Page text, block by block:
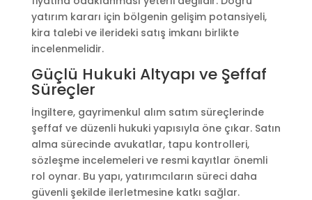
yatırım kararı için bölgenin gelişim potansiyeli,
kira talebi ve ilerideki satış imkanı birlikte
incelenmelidir.
Güçlü Hukuki Altyapı ve Şeffaf
Süreçler
İngiltere, gayrimenkul alım satım süreçlerinde
şeffaf ve düzenli hukuki yapısıyla öne çıkar. Satın
alma sürecinde avukatlar, tapu kontrolleri,
sözleşme incelemeleri ve resmi kayıtlar önemli
rol oynar. Bu yapı, yatırımcıların süreci daha
güvenli şekilde ilerletmesine katkı sağlar.